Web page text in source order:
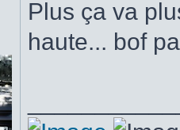
Plus ça va
haute... bof